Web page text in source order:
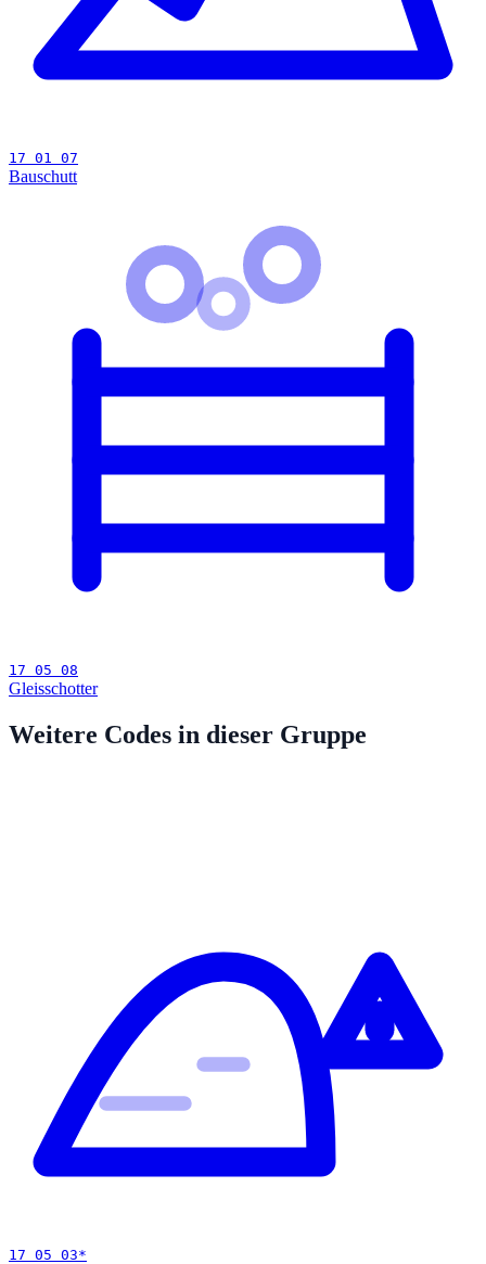
17 01 07
Bauschutt
17 05 08
Gleisschotter
Weitere Codes in dieser Gruppe
17 05 03*